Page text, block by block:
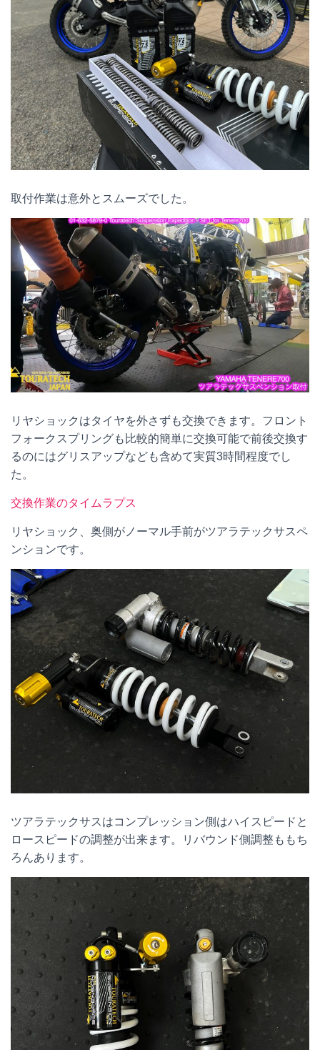
取付作業は意外とスムーズでした。
リヤショックはタイヤを外さずも交換できます。フロント
フォークスプリングも比較的簡単に交換可能で前後交換す
るのにはグリスアップなども含めて実質3時間程度でし
た。
交換作業のタイムラプス
リヤショック、奥側がノーマル手前がツアラテックサスペ
ンションです。
ツアラテックサスはコンプレッション側はハイスピードと
ロースピードの調整が出来ます。リバウンド側調整ももち
ろんあります。